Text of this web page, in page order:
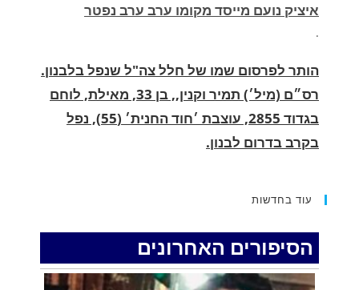
הותר לפרסום שמו של חלל צה"ל שנפל בלבנון.
בגדוד 2855, עוצבת ׳חוד החנית׳ (55), נפל
בקרב בדרום לבנון.
.
החופשה המשפחתית שהפכה למסע גניבות:
ילדיהם יצאו למסע גניבות באילת.
האדמה רועדת- סדרת רעידות אדמה בחצי האי
סיני
עוד בחדשות
הסיפורים האחרונים